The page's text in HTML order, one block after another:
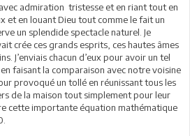
avec admiration tristesse et en riant tout en
et en louant Dieu tout comme le fait un
un splendide spectacle naturel. Je
crée ces grands esprits, ces hautes âmes
J’enviais chacun d’eux pour avoir un tel
faisant la comparaison avec notre voisine
provoqué un tollé en réunissant tous les
de la maison tout simplement pour leur
cette importante équation mathématique